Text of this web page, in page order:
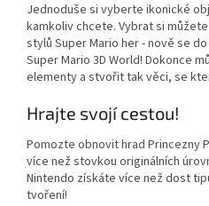
Jednoduše si vyberte ikonické
kamkoliv chcete. Vybrat si
stylů Super Mario her - nově se
Super Mario 3D World! Dokonce
elementy a stvořit tak věci, se
Hrajte svojí cestou!
Pomozte obnovit hrad Princezny
více než stovkou originálních
Nintendo získáte více než dost
tvoření!